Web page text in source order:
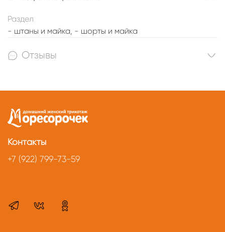
Раздел
- штаны и майка, - шорты и майка
Отзывы
Контакты
+7 (922) 799-73-59